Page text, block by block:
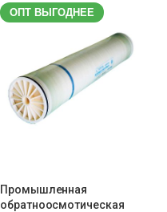
ОПТ ВЫГОДНЕЕ
Промышленная
обратноосмотическая